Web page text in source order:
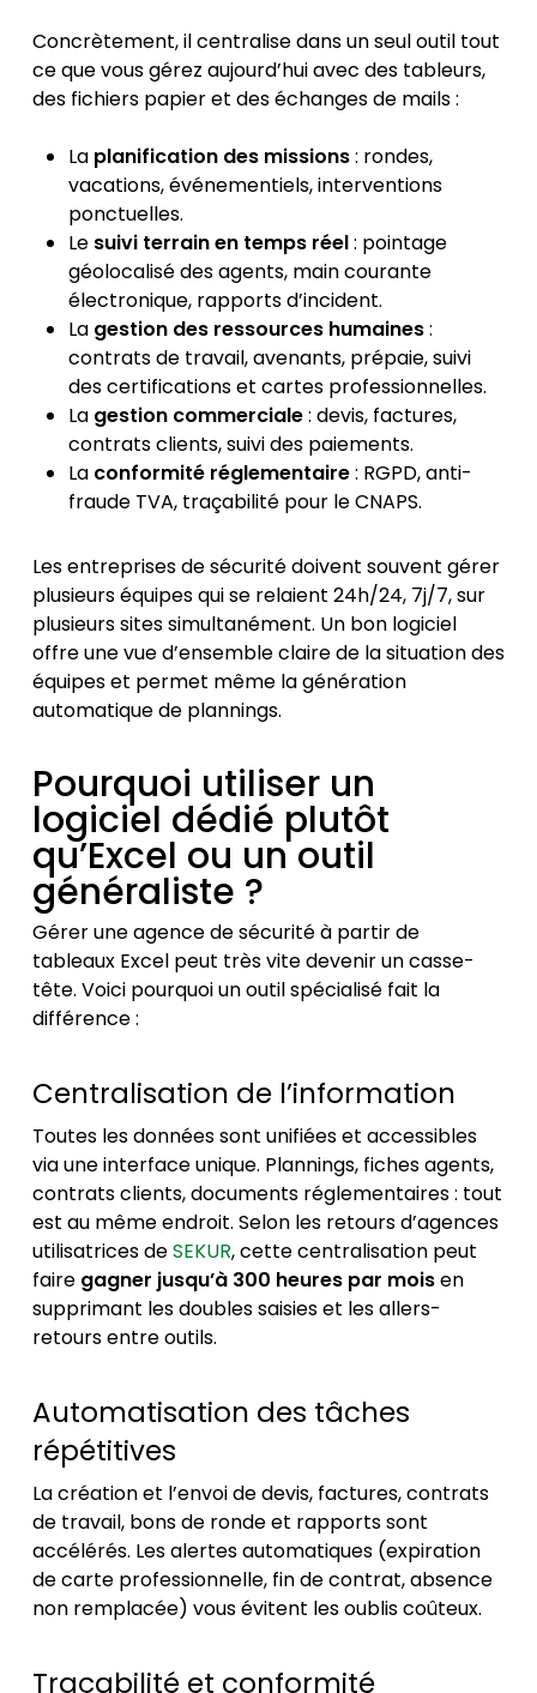
Concrètement, il centralise dans un seul outil tout
ce que vous gérez aujourd’hui avec des tableurs,
des fichiers papier et des échanges de mails :
La planification des missions: rondes,
vacations, événementiels, interventions
ponctuelles.
Le suivi terrain en temps réel: pointage
géolocalisé des agents, main courante
électronique, rapports d’incident.
La gestion des ressources humaines:
contrats de travail, avenants, prépaie, suivi
des certifications et cartes professionnelles.
La gestion commerciale: devis, factures,
contrats clients, suivi des paiements.
La conformité réglementaire: RGPD, anti-
fraude TVA, traçabilité pour le CNAPS.
Les entreprises de sécurité doivent souvent gérer
plusieurs équipes qui se relaient 24h/24, 7j/7, sur
plusieurs sites simultanément. Un bon logiciel
offre une vue d’ensemble claire de la situation des
équipes et permet même la génération
automatique de plannings.
Pourquoi utiliser un
logiciel dédié plutôt
qu’Excel ou un outil
généraliste ?
Gérer une agence de sécurité à partir de
tableaux Excel peut très vite devenir un casse-
tête. Voici pourquoi un outil spécialisé fait la
différence :
Centralisation de l’information
Toutes les données sont unifiées et accessibles
via une interface unique. Plannings, fiches agents,
contrats clients, documents réglementaires : tout
est au même endroit. Selon les retours d’agences
utilisatrices deSEKUR, cette centralisation peut
faire gagner jusqu’à 300 heures par moisen
supprimant les doubles saisies et les allers-
retours entre outils.
Automatisation des tâches
répétitives
La création et l’envoi de devis, factures, contrats
de travail, bons de ronde et rapports sont
accélérés. Les alertes automatiques (expiration
de carte professionnelle, fin de contrat, absence
non remplacée) vous évitent les oublis coûteux.
Traçabilité et conformité